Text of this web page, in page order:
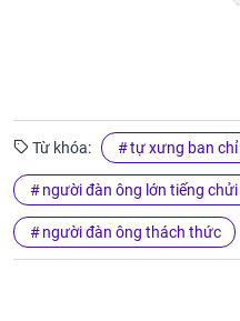
Từ khóa: tự xưng ban
người đàn ông lớn tiếng
người đàn ông thách thức